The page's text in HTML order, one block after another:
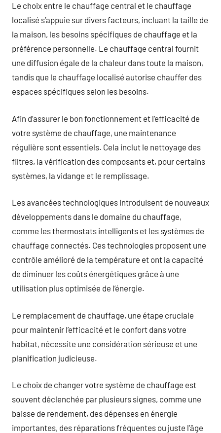
Le choix entre le chauffage central et le chauffage
localisé s’appuie sur divers facteurs, incluant la taille de
la maison, les besoins spécifiques de chauffage et la
préférence personnelle. Le chauffage central fournit
une diffusion égale de la chaleur dans toute la maison,
tandis que le chauffage localisé autorise chauffer des
espaces spécifiques selon les besoins.
Afin d’assurer le bon fonctionnement et l’efficacité de
votre système de chauffage, une maintenance
régulière sont essentiels. Cela inclut le nettoyage des
filtres, la vérification des composants et, pour certains
systèmes, la vidange et le remplissage.
Les avancées technologiques introduisent de nouveaux
développements dans le domaine du chauffage,
comme les thermostats intelligents et les systèmes de
chauffage connectés. Ces technologies proposent une
contrôle amélioré de la température et ont la capacité
de diminuer les coûts énergétiques grâce à une
utilisation plus optimisée de l’énergie.
Le remplacement de chauffage, une étape cruciale
pour maintenir l’efficacité et le confort dans votre
habitat, nécessite une considération sérieuse et une
planification judicieuse.
Le choix de changer votre système de chauffage est
souvent déclenchée par plusieurs signes, comme une
baisse de rendement, des dépenses en énergie
importantes, des réparations fréquentes ou juste l’âge